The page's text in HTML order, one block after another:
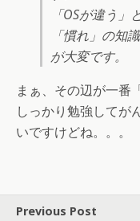
「OSが違う
「慣れ」の知
が大変です。
まぁ、その辺が一番
しっかり勉強してが
いですけどね。。。
Previous Post